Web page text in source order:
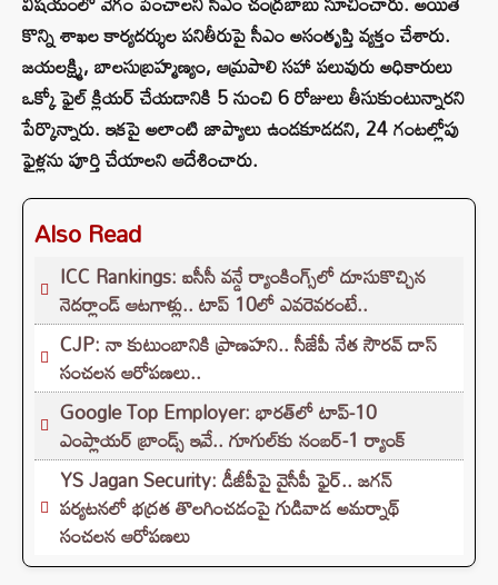
కొన్ని శాఖల కార్యదర్శుల పనితీరుపై సీఎం అసంతృప్తి వ్యక్తం చేశారు.
జయలక్ష్మి, బాలసుబ్రహ్మణ్యం, ఆమ్రపాలి సహా పలువురు అధికారులు
ఒక్కో ఫైల్ క్లియర్ చేయడానికి 5 నుంచి 6 రోజులు తీసుకుంటున్నారని
పేర్కొన్నారు. ఇకపై అలాంటి జాప్యాలు ఉండకూడదని, 24 గంటల్లోపు
ఫైళ్లను పూర్తి చేయాలని ఆదేశించారు.
Also Read
ICC Rankings: ఐసీసీ వన్డే ర్యాంకింగ్స్‌లో దూసుకొచ్చిన
నెదర్లాండ్ ఆటగాళ్లు.. టాప్ 10లో ఎవరెవరంటే..
CJP: నా కుటుంబానికి ప్రాణహని.. సీజేపీ నేత సౌరవ్ దాస్
సంచలన ఆరోపణలు..
Google Top Employer: భారత్‌లో టాప్-10
ఎంప్లాయర్ బ్రాండ్స్ ఇవే.. గూగుల్‌కు నంబర్-1 ర్యాంక్
YS Jagan Security: డీజీపీపై వైసీపీ ఫైర్.. జగన్
పర్యటనలో భద్రత తొలగించడంపై గుడివాడ అమర్నాథ్
సంచలన ఆరోపణలు